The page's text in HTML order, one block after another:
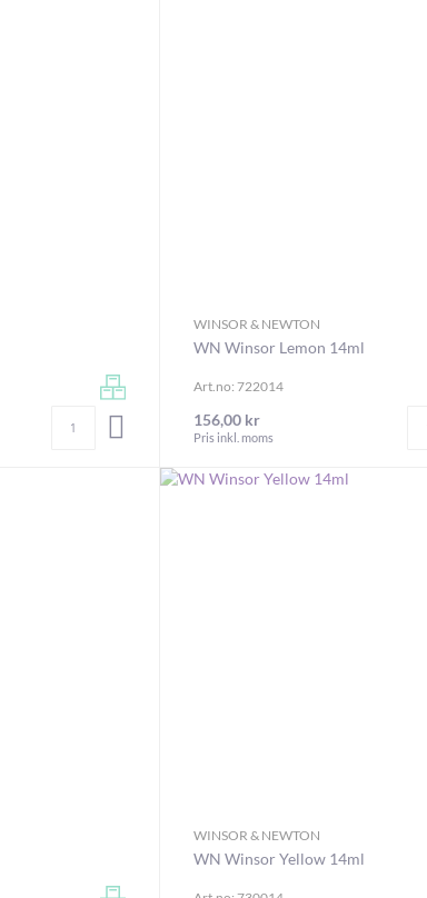
LÄGG I VARUKORGEN
WINSOR & NEWTON
WN Winsor Lemon 14ml
Art.no: 722014
156,00 kr
Pris inkl. moms
WINSOR & NEWTON
WN Winsor Yellow 14ml